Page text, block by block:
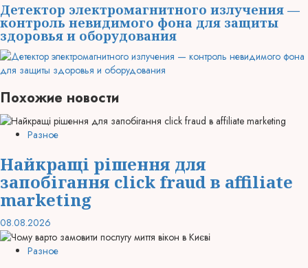
Детектор электромагнитного излучения —
контроль невидимого фона для защиты
здоровья и оборудования
Похожие новости
Разное
Найкращі рішення для
запобігання click fraud в affiliate
marketing
08.08.2026
Разное